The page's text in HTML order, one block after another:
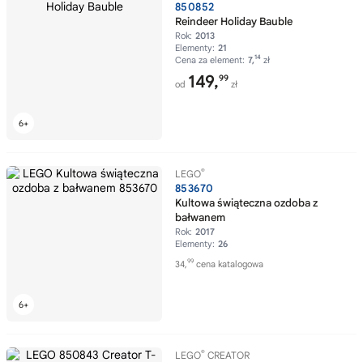
850852
Reindeer Holiday Bauble
Rok: 2013
Elementy: 21
Cena za element: 7,14 zł
od 149,99
zł
LEGO®
853670
Kultowa świąteczna ozdoba z
bałwanem
Rok: 2017
Elementy: 26
34,99 cena katalogowa
LEGO® CREATOR